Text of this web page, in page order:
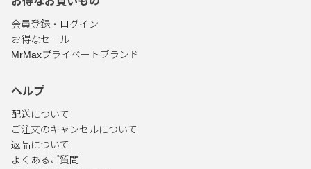
会員登録・ログイン
お得なセール
MrMaxプライベートブランド
ヘルプ
配送について
ご注文のキャンセルについて
返品について
よくあるご質問